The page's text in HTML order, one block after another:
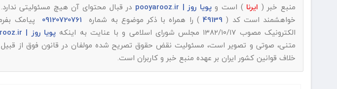
منبع خبر ( ایرنا ) است وپویا روز | pooyarooz.ir
در قبال محتوای آن هیچ مسئولیتی
خواهشمند است کد (49139 ) را همراه با ذکر موضوع به شماره
الکترونیک مصوب ۱۳۸۲/۱۰/۱۷ مجلس شورای اسلامی و با عنایت به اینکه
پویا روز | pooyarooz.ir
متنی، صوتی و تصویر است، مسئولیت نقض حقوق تصریح شده مولفان در قانون فوق از قبیل
خلاف قوانین کشور ایران بر عهده منبع خبر و کاربران است.